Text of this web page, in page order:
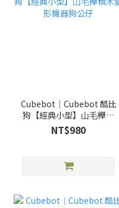
Cubebot｜Cubebot 酷比
狗【經典⼩型】⼭⽑櫸積
⽊變形機器狗公仔
NT$980